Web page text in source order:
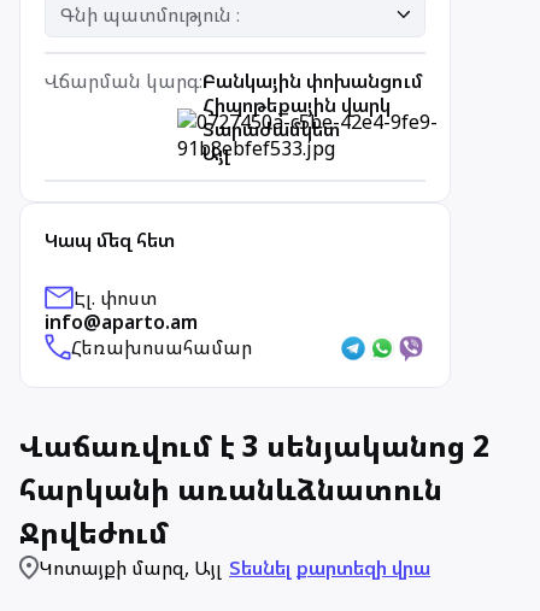
Վաճառվում է 3 սենյականոց 2
հարկանի առանևձնատուն
Ջրվեժում
Կոտայքի մարզ, Այլ Տեսնել քարտեզի վրա
Գնի պատմություն ։
Վճարման կարգ։Բանկային փոխանցում
Հիպոթեքային վարկ
Տարաժամկետ
Այլ
Կապ մեզ հետ
Էլ. փոստ
info@aparto.am
Հեռախոսահամար